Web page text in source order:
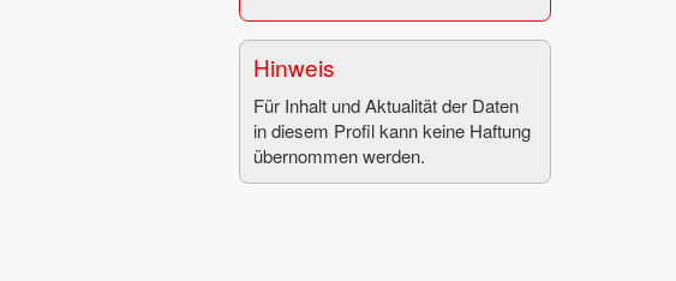
Hin­weis
Für In­halt und Ak­tua­li­tät der Daten
in die­sem Pro­fil kann keine Haf­tung
über­nom­men wer­den.